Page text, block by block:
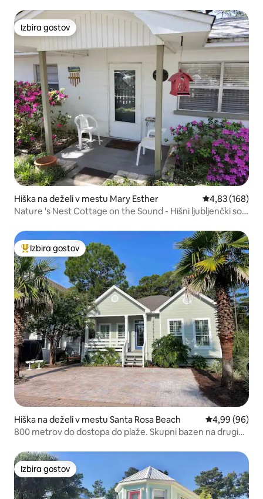
Izbira gostov
Izbira gostov
Hiška na deželi v mestu Mary Esther Povprečna
4,83 (168)
Nature 's Nest Cottage on the Sound - Hišni ljubljenčki so
Najbolj priljubljena prenočišča z značko »Izbira gostov«
Izbira gostov
Hiška na deželi v mestu Santa Rosa Beach Povprečna
4,99 (96)
800 metrov do dostopa do plaže. Skupni bazen na drugi
Izbira gostov
Izbira gostov